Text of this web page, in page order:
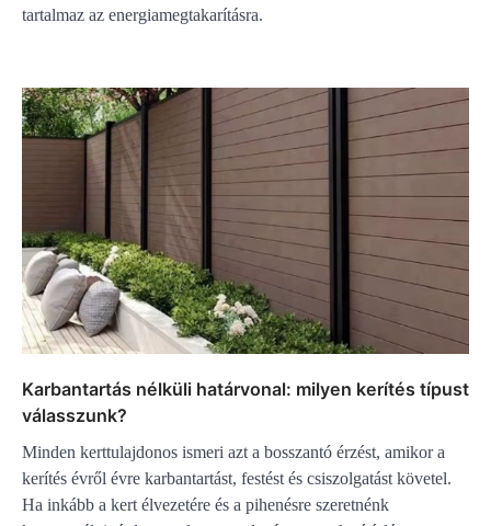
tartalmaz az energiamegtakarításra.
Karbantartás nélküli határvonal: milyen kerítés típust
válasszunk?
Minden kerttulajdonos ismeri azt a bosszantó érzést, amikor a
kerítés évről évre karbantartást, festést és csiszolgatást követel.
Ha inkább a kert élvezetére és a pihenésre szeretnénk